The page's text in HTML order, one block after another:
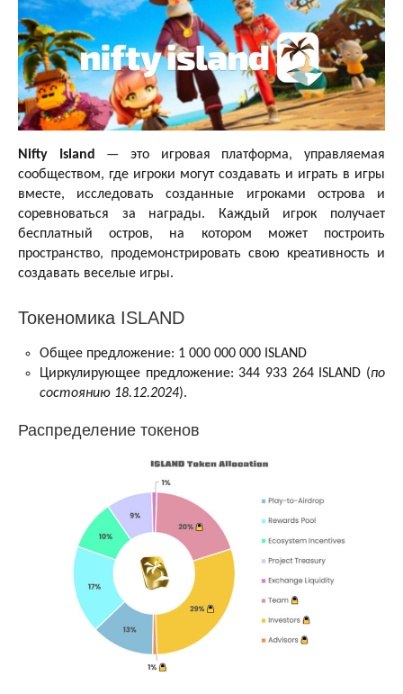
Nifty Island
— это игровая платформа, управляемая
сообществом, где игроки могут создавать и играть в игры
вместе, исследовать созданные игроками острова и
соревноваться за награды. Каждый игрок получает
бесплатный остров, на котором может построить
пространство, продемонстрировать свою креативность и
создавать веселые игры.
Токеномика ISLAND
Общее предложение: 1 000 000 000 ISLAND
Циркулирующее предложение: 344 933 264 ISLAND (по
состоянию 18.12.2024).
Распределение токенов